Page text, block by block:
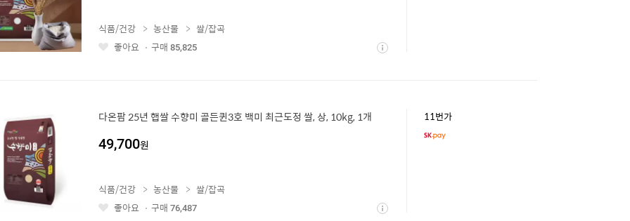
좋 상
식품/건강 농산물
쌀/잡곡
좋아요
구매 85,825
다온팜 25년 햅쌀 수향미 골든퀸3호 백미 최근도정 쌀, 상, 10kg, 1개
49,700원
11번가
좋 상
식품/건강 농산물
쌀/잡곡
좋아요
구매 76,487